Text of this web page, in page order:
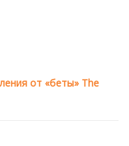
от «беты» The